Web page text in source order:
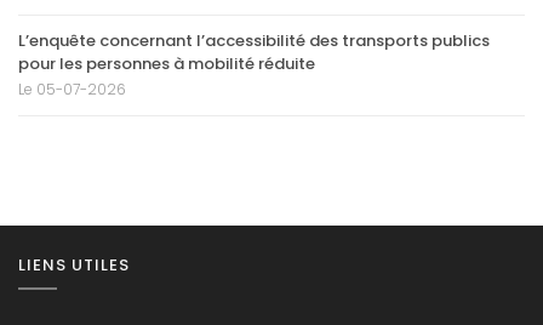
L’enquête concernant l’accessibilité des transports publics
pour les personnes à mobilité réduite
Le 05-07-2026
LIENS UTILES